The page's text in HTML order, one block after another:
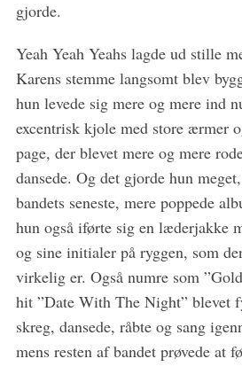
gjorde.
Yeah Yeah Yeahs lagde ud stille
Karens stemme langsomt blev
hun levede sig mere og mere ind
excentrisk kjole med store ærmer
page, der blevet mere og mere
dansede. Og det gjorde hun
bandets seneste, mere poppede
hun også iførte sig en læderjakke
og sine initialer på ryggen, som
virkelig er. Også numre som
hit ”Date With The Night” blevet
skreg, dansede, råbte og sang
mens resten af bandet prøvede at